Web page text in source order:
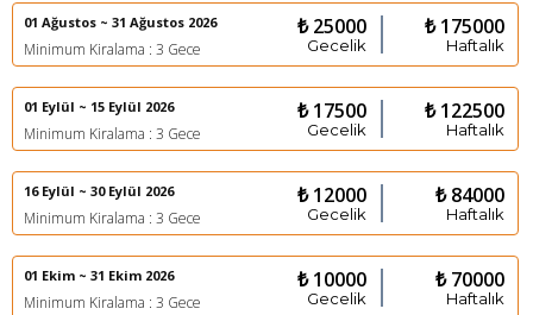
01 Ağustos ~ 31 Ağustos 2026
Minimum Kiralama : 3 Gece
₺ 25000
Gecelik
₺ 175000
Haftalık
01 Eylül ~ 15 Eylül 2026
Minimum Kiralama : 3 Gece
₺ 17500
Gecelik
₺ 122500
Haftalık
16 Eylül ~ 30 Eylül 2026
Minimum Kiralama : 3 Gece
₺ 12000
Gecelik
₺ 84000
Haftalık
01 Ekim ~ 31 Ekim 2026
Minimum Kiralama : 3 Gece
₺ 10000
Gecelik
₺ 70000
Haftalık